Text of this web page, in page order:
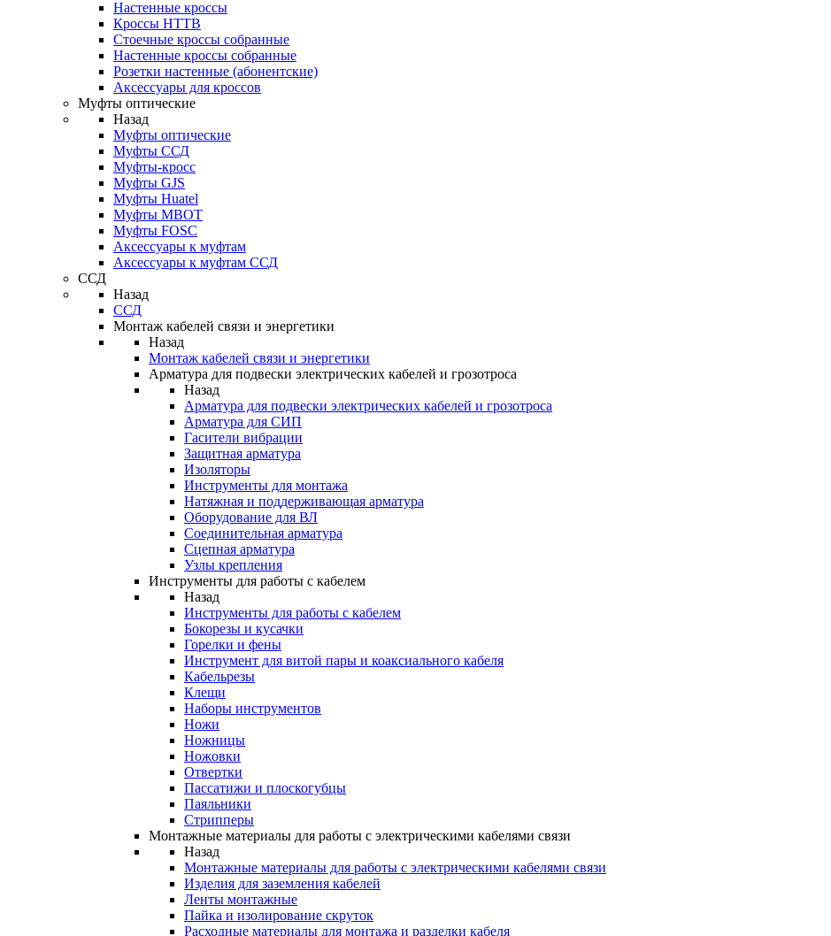
Настенные кроссы
Кроссы HTTB
Стоечные кроссы собранные
Настенные кроссы собранные
Розетки настенные (абонентские)
Аксессуары для кроссов
Муфты оптические
Назад
Муфты оптические
Муфты ССД
Муфты-кросс
Муфты GJS
Муфты Huatel
Муфты МВОТ
Муфты FOSC
Аксессуары к муфтам
Аксессуары к муфтам ССД
ССД
Назад
ССД
Монтаж кабелей связи и энергетики
Назад
Монтаж кабелей связи и энергетики
Арматура для подвески электрических кабелей и грозотроса
Назад
Арматура для подвески электрических кабелей и грозотроса
Арматура для СИП
Гасители вибрации
Защитная арматура
Изоляторы
Инструменты для монтажа
Натяжная и поддерживающая арматура
Оборудование для ВЛ
Соединительная арматура
Сцепная арматура
Узлы крепления
Инструменты для работы с кабелем
Назад
Инструменты для работы с кабелем
Бокорезы и кусачки
Горелки и фены
Инструмент для витой пары и коаксиального кабеля
Кабельрезы
Клещи
Наборы инструментов
Ножи
Ножницы
Ножовки
Отвертки
Пассатижи и плоскогубцы
Паяльники
Стрипперы
Монтажные материалы для работы с электрическими кабелями связи
Назад
Монтажные материалы для работы с электрическими кабелями связи
Изделия для заземления кабелей
Ленты монтажные
Пайка и изолирование скруток
Расходные материалы для монтажа и разделки кабеля